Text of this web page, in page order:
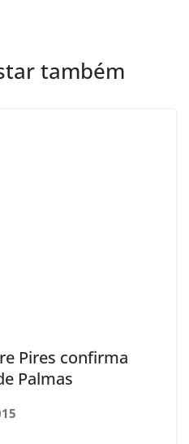
também
Pires confirma
Palmas